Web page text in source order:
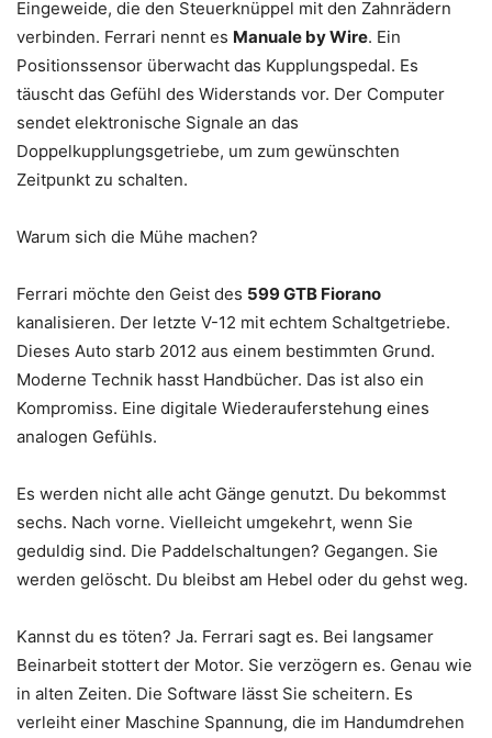
Eingeweide, die den Steuerknüppel mit den Zahnrädern
verbinden. Ferrari nennt es Manuale by Wire. Ein
Positionssensor überwacht das Kupplungspedal. Es
täuscht das Gefühl des Widerstands vor. Der Computer
sendet elektronische Signale an das
Doppelkupplungsgetriebe, um zum gewünschten
Zeitpunkt zu schalten.
Warum sich die Mühe machen?
Ferrari möchte den Geist des 599 GTB Fiorano
kanalisieren. Der letzte V-12 mit echtem Schaltgetriebe.
Dieses Auto starb 2012 aus einem bestimmten Grund.
Moderne Technik hasst Handbücher. Das ist also ein
Kompromiss. Eine digitale Wiederauferstehung eines
analogen Gefühls.
Es werden nicht alle acht Gänge genutzt. Du bekommst
sechs. Nach vorne. Vielleicht umgekehrt, wenn Sie
geduldig sind. Die Paddelschaltungen? Gegangen. Sie
werden gelöscht. Du bleibst am Hebel oder du gehst weg.
Kannst du es töten? Ja. Ferrari sagt es. Bei langsamer
Beinarbeit stottert der Motor. Sie verzögern es. Genau wie
in alten Zeiten. Die Software lässt Sie scheitern. Es
verleiht einer Maschine Spannung, die im Handumdrehen